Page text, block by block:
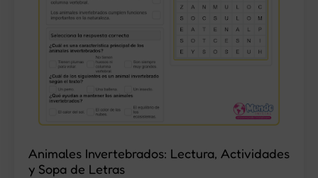
Animales Invertebrados: Lectura, Actividades
y Sopa de Letras